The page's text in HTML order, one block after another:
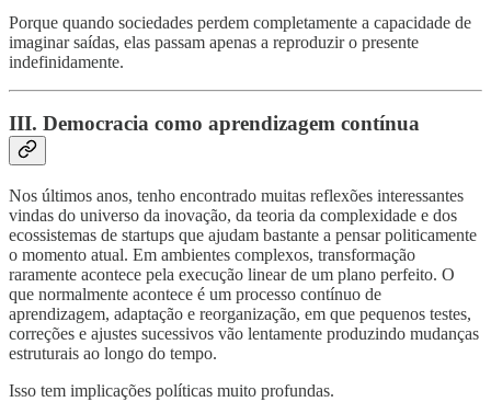
Porque quando sociedades perdem completamente a capacidade de
imaginar saídas, elas passam apenas a reproduzir o presente
indefinidamente.
III. Democracia como aprendizagem contínua
Nos últimos anos, tenho encontrado muitas reflexões interessantes
vindas do universo da inovação, da teoria da complexidade e dos
ecossistemas de startups que ajudam bastante a pensar politicamente
o momento atual. Em ambientes complexos, transformação
raramente acontece pela execução linear de um plano perfeito. O
que normalmente acontece é um processo contínuo de
aprendizagem, adaptação e reorganização, em que pequenos testes,
correções e ajustes sucessivos vão lentamente produzindo mudanças
estruturais ao longo do tempo.
Isso tem implicações políticas muito profundas.